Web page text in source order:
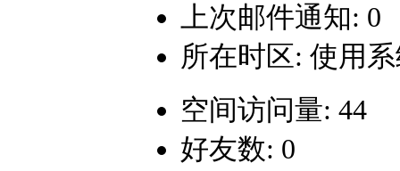
上次邮件通知: 0
所在时区: 使用
空间访问量: 44
好友数: 0